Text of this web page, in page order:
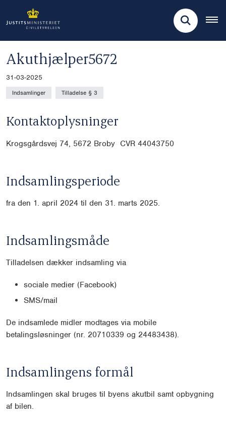
Akuthjælper5672
31-03-2025
Indsamlinger Tilladelse § 3
Kontaktoplysninger
Krogsgårdsvej 74, 5672 Broby CVR 44043750
Indsamlingsperiode
fra den 1. april 2024 til den 31. marts 2025.
Indsamlingsmåde
Tilladelsen dækker indsamling via
sociale medier (Facebook)
SMS/mail
De indsamlede midler modtages via mobile
betalingsløsninger (nr. 20710339 og 24483438).
Indsamlingens formål
Indsamlingen skal bruges til byens akutbil samt opbygning
af bilen.